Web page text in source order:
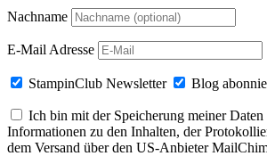
Nachname
E-Mail Adresse
StampinClub Newsletter Blog
Ich bin mit der Speicherung meiner Daten
Informationen zu den Inhalten, der
dem Versand über den US-Anbieter